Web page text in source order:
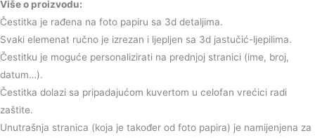
Više o proizvodu:
Čestitka je rađena na foto papiru sa 3d detaljima.
Svaki elemenat ručno je izrezan i ljepljen sa 3d jastučić-ljepilima.
Čestitku je moguće personalizirati na prednjoj stranici (ime, broj,
datum…).
Čestitka dolazi sa pripadajućom kuvertom u celofan vrećici radi
zaštite.
Unutrašnja stranica (koja je također od foto papira) je namijenjena za